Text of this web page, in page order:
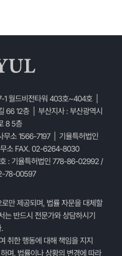
1 월드비전타워 403호~404호 |
66 12층 | 부산지사 : 부산광역시
8 5층
무소 1566-7197 | 기율특허법인
소 FAX. 02-6264-8030
: 기율특허법인 778-86-02992 /
78-00597
만 제공되며, 법률 자문을 대체할
는 반드시 전문가와 상담하시기
취한 행동에 대해 책임을 지지
며, 법률이나 상황의 변경에 따라